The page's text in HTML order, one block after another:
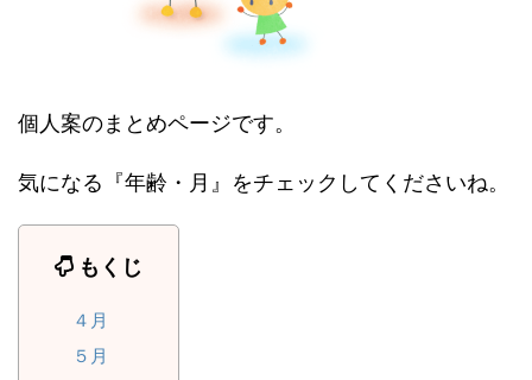
個人案のまとめページです。
気になる『年齢・月』をチェックしてくださいね。
もくじ
４月
５月